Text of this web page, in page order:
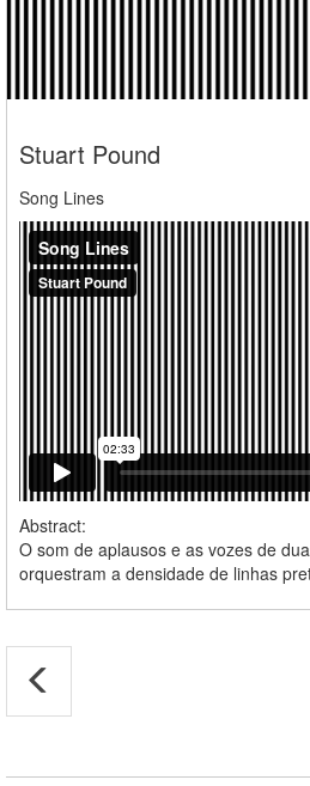
Stuart Pound
Song Lines
Abstract:
O som de aplausos e as vozes de
orquestram a densidade de linhas